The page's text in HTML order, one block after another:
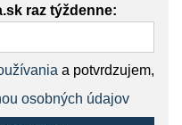
raz týždenne:
a potvrdzujem,
osobných údajov